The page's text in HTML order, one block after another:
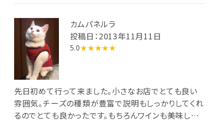
だくのも良いかもしれませんね♪ お料理もあるので、
一件目でも、チーズとワインで二件目使いでも、利用出
来ると思います！ 美味しいワインに、チーズ！ ご馳走様
でした。
カムパネルラ
投稿日：2013年11月11日
5.0★★★★★
先日初めて行って来ました。小さなお店でとても良い
雰囲気。チーズの種類が豊富で説明もしっかりしてくれ
るのでとても良かったです。もちろんワインも美味しか